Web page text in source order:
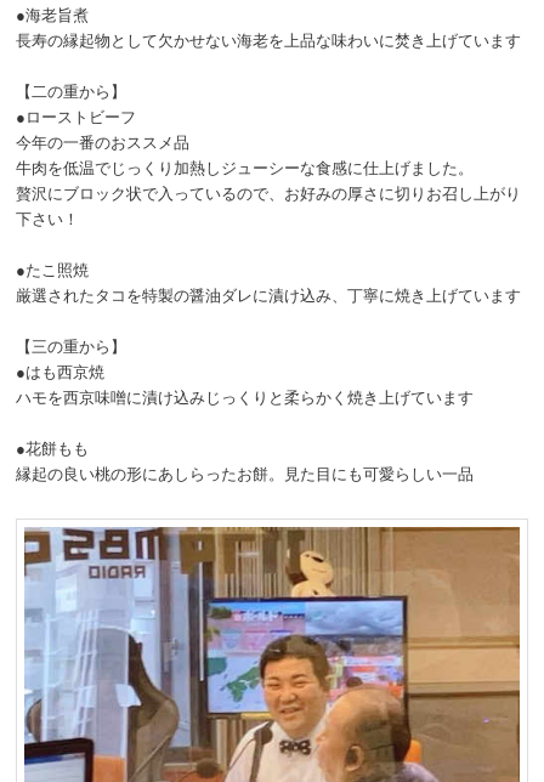
●海老旨煮
長寿の縁起物として欠かせない海老を上品な味わいに焚き上げています
【二の重から】
●ローストビーフ
今年の一番のおススメ品
牛肉を低温でじっくり加熱しジューシーな食感に仕上げました。
贅沢にブロック状で入っているので、お好みの厚さに切りお召し上がり
下さい！
●たこ照焼
厳選されたタコを特製の醤油ダレに漬け込み、丁寧に焼き上げています
【三の重から】
●はも西京焼
ハモを西京味噌に漬け込みじっくりと柔らかく焼き上げています
●花餅もも
縁起の良い桃の形にあしらったお餅。見た目にも可愛らしい一品